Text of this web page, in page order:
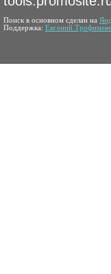
Поиск в основном сделан на
Поддержка: Евгений